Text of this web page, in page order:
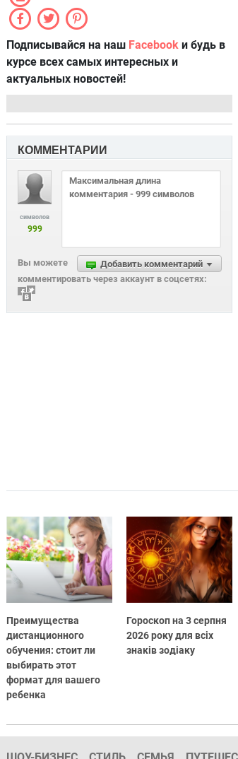
Подписывайся на наш Facebook и будь в
курсе всех самых интересных и
актуальных новостей!
КОММЕНТАРИИ
символов
999
Добавить комментарий
Вы можете
комментировать через аккаунт в соцсетях:
Преимущества
дистанционного
обучения: стоит ли
выбирать этот
формат для вашего
ребенка
Гороскоп на 3 серпня
2026 року для всіх
знаків зодіаку